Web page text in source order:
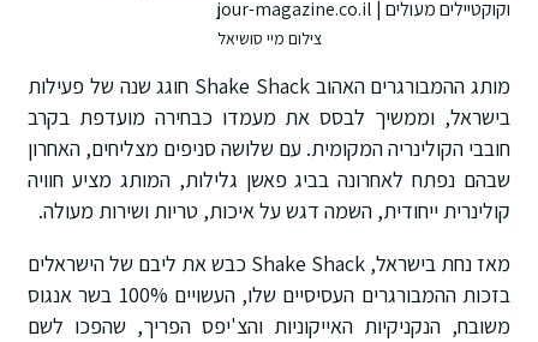
צילום מיי סושיאל
מותג ההמבורגרים האהוב Shake Shack חוגג שנה של פעילות
בישראל, וממשיך לבסס את מעמדו כבחירה מועדפת בקרב
חובבי הקולינריה המקומית. עם שלושה סניפים מצליחים, האחרון
שבהם נפתח לאחרונה בביג פאשן גלילות, המותג מציע חוויה
קולינרית ייחודית, השמה דגש על איכות, טריות ושירות מעולה.
מאז נחת בישראל, Shake Shack כבש את ליבם של הישראלים
בזכות ההמבורגרים העסיסיים שלו, העשויים 100% בשר אנגוס
משובח, הנקניקיות האייקוניות והצ'יפס הפריך, שהפכו לשם